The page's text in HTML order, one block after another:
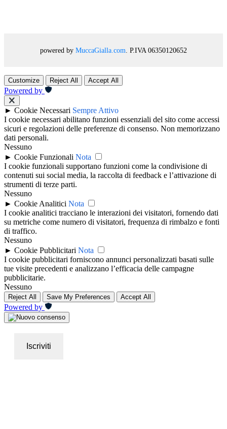
powered by MuccaGialla.com . P.IVA 06350120652
Customize Reject All Accept All
Powered by
► Cookie Necessari Sempre Attivo
I cookie necessari abilitano funzioni essenziali del sito come accessi
sicuri e regolazioni delle preferenze di consenso. Non memorizzano
dati personali.
Nessuno
► Cookie Funzionali Nota
I cookie funzionali supportano funzioni come la condivisione di
contenuti sui social media, la raccolta di feedback e l’attivazione di
strumenti di terze parti.
Nessuno
► Cookie Analitici Nota
I cookie analitici tracciano le interazioni dei visitatori, fornendo dati
su metriche come numero di visitatori, frequenza di rimbalzo e fonti
di traffico.
Nessuno
► Cookie Pubblicitari Nota
I cookie pubblicitari forniscono annunci personalizzati basati sulle
tue visite precedenti e analizzano l’efficacia delle campagne
pubblicitarie.
Nessuno
Reject All Save My Preferences Accept All
Powered by
Iscriviti